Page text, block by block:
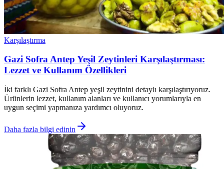
Karşılaştırma
Gazi Sofra Antep Yeşil Zeytinleri Karşılaştırması:
Lezzet ve Kullanım Özellikleri
İki farklı Gazi Sofra Antep yeşil zeytinini detaylı karşılaştırıyoruz.
Ürünlerin lezzet, kullanım alanları ve kullanıcı yorumlarıyla en
uygun seçimi yapmanıza yardımcı oluyoruz.
Daha fazla bilgi edinin